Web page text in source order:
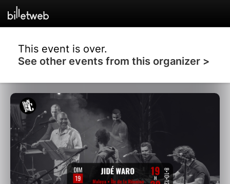
This event is over.
See other events from this organizer >